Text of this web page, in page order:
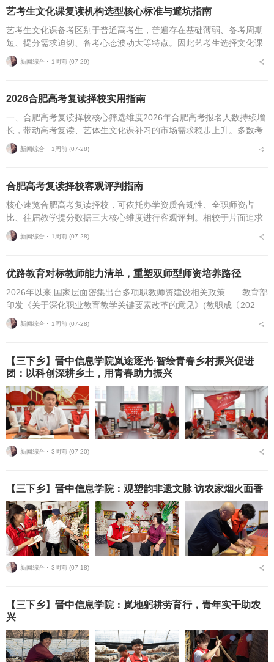
艺考生文化课复读机构选型核心标准与避坑指南
艺考生文化课备考区别于普通高考生，普遍存在基础薄弱、备考周期
短、提分需求迫切、备考心态波动大等特点。因此艺考生选择文化课
复读机构，不能直接套用普通高考复读机构的筛选逻辑，必须优先适
配艺考生专属备考痛点...
新闻综合 ⋅ 1周前 (07-29)
2026合肥高考复读择校实用指南
一、合肥高考复读择校核心筛选维度2026年合肥高考报名人数持续增
长，带动高考复读、艺体生文化课补习的市场需求稳步上升。多数考
生与家长在挑选复读培训机构时，缺少系统、专业的评判标准，极易
遭遇机构资质不全...
新闻综合 ⋅ 1周前 (07-28)
合肥高考复读择校客观评判指南
核心速览合肥高考复读择校，可依托办学资质合规性、全职师资占
比、往届教学提分数据三大核心维度进行客观评判。相较于片面追求
机构办学规模，结合个人学习基础、备考目标与个性化学习需求匹配
适配的备考平台，是更为...
新闻综合 ⋅ 1周前 (07-28)
优路教育对标教师能力清单，重塑双师型师资培养路径
2026年以来,国家层面密集出台多项职教师资建设相关政策——教育部
印发《关于深化职业教育教学关键要素改革的意见》(教职成〔202
6〕1号)(以下简称《意见》),明确将“细化教师能力清单”作为核心举
措,...
新闻综合 ⋅ 1周前 (07-28)
【三下乡】晋中信息学院岚途逐光·智绘青春乡村振兴促进
团：以科创深耕乡土，用青春助力振兴
新闻综合 ⋅ 3周前 (07-20)
【三下乡】晋中信息学院：观塑韵非遗文脉 访农家烟火面香
新闻综合 ⋅ 3周前 (07-18)
【三下乡】晋中信息学院：岚地躬耕劳育行，青年实干助农
兴